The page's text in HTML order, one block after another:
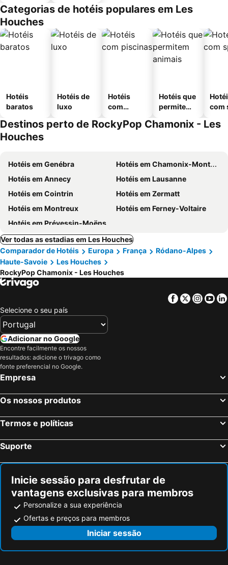
Categorias de hotéis populares em Les
Houches
Hotéis
baratos
Hotéis de
luxo
Hotéis
com
Hotéis que
permitem
com
Destinos perto de RockyPop Chamonix - Les
Houches
Hotéis em Genébra
Hotéis em Chamonix-Mont-Blanc
Hotéis em Annecy
Hotéis em Lausanne
Hotéis em Cointrin
Hotéis em Zermatt
Hotéis em Montreux
Hotéis em Ferney-Voltaire
Hotéis em Prévessin-Moëns
Ver todas as estadias em Les Houches
Comparador de Hotéis
Europa França
Ródano-Alpes
Haute-Savoie
Les Houches
RockyPop Chamonix - Les Houches
Facebook
Twitter
Selecione o seu país
Adicionar no Google
Encontre facilmente os nossos
resultados: adicione o trivago como
fonte preferencial no Google.
Empresa
Os nossos produtos
Termos e políticas
Suporte
Inicie sessão para desfrutar de
vantagens exclusivas para membros
Personalize a sua experiência
Ofertas e preços para membros
Iniciar sessão